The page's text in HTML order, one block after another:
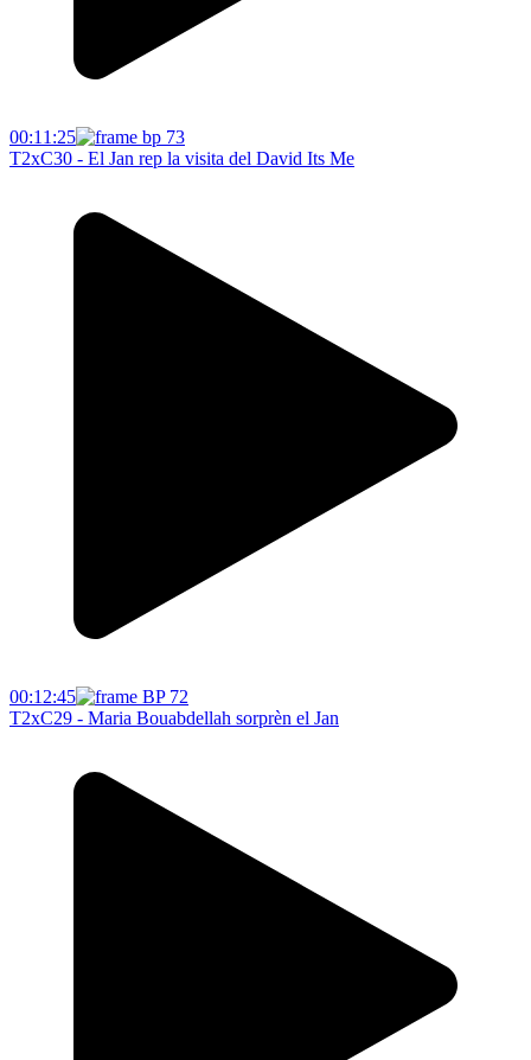
00:11:25
T2xC30 - El Jan rep la visita del David Its Me
00:12:45
T2xC29 - Maria Bouabdellah sorprèn el Jan